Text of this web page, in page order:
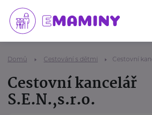
Domů Cestování s dětmi Cestovní
Cestovní kancelář
S.E.N.,s.r.o.